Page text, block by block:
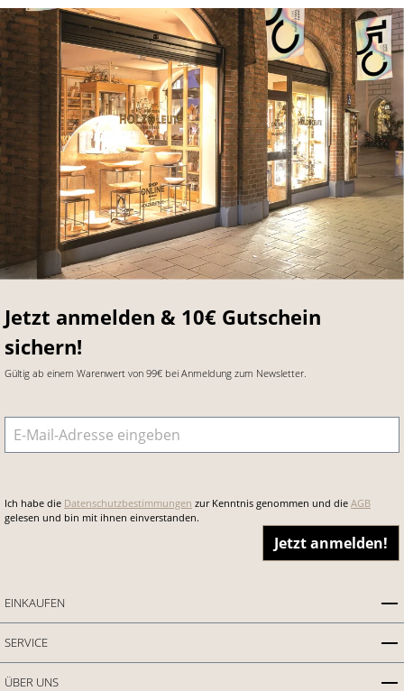
Jetzt anmelden & 10€ Gutschein
sichern!
Gültig ab einem Warenwert von 99€ bei Anmeldung zum Newsletter.
E-Mail-Adresse
Ich habe die Datenschutzbestimmungen zur Kenntnis genommen und die AGB
gelesen und bin mit ihnen einverstanden.
Jetzt anmelden!
EINKAUFEN
SERVICE
ÜBER UNS